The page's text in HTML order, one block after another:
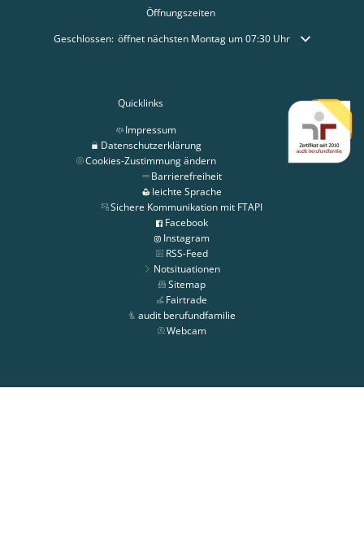
Öffnungszeiten
Klicken, um weitere Öffnungs- oder Schließzeiten auszublenden
Geschlossen: öffnet nächsten Montag um 07:30 Uhr
Quicklinks
Impressum
Datenschutzerklärung
Cookies-Zustimmung ändern
Barrierefreiheit
leichte Sprache
Sichere Kommunikation mit FTAPI
Facebook
Instagram
RSS-Feed
Notsituationen
Sitemap
Fairtrade
audit berufundfamilie
Webcam